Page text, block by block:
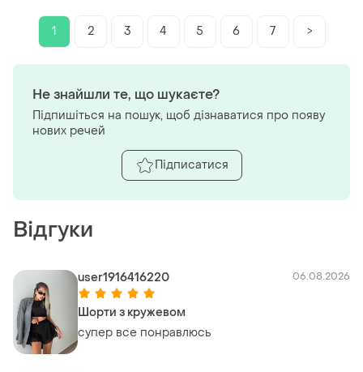
1 2 3 4 5 6 7 >
Відгуки
user1916416220 06.08.2026
Шорти з кружевом
супер все понравлюсь
Не знайшли те, що шукаєте?
Підпишіться на пошук, щоб дізнаватися про появу
нових речей
Підписатися